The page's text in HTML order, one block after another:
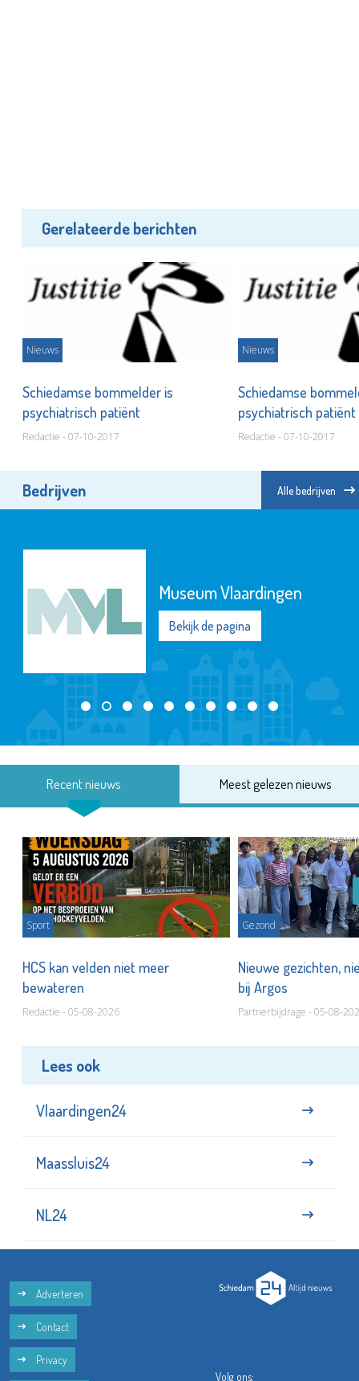
Gerelateerde berichten
Nieuws
Schiedamse bommelder is
psychiatrisch patiënt
Redactie - 07-10-2017
Nieuws
Schiedamse
psychiatrisch patiënt
Redactie - 07-10-2017
Bedrijven Alle bedrijven
Museum Vlaardingen
Bekijk de pagina
Recent nieuws Meest gelezen nieuws
Sport
HCS kan velden niet meer
bewateren
Redactie - 05-08-2026
Gezond
Nieuwe gezichten,
bij Argos
Partnerbijdrage - 05-08-
Lees ook
Vlaardingen24
Maassluis24
NL24
Adverteren
Contact
Privacy
Volg ons: